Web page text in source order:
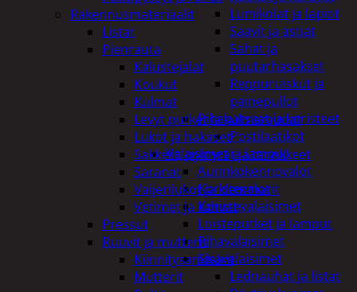
Lumikolat ja lapiot
Saavit ja astiat
Sahat ja
puutarhasakset
Reppuruiskut ja
painepullot
Pihapatsaat ja koristeet
Postilaatikot
Valaisimet ja lamput
Aurinkokennovalot
Koristevalot
Koristevalaisimet
Loisteputket ja lamput
Pihavalaisimet
Sisävalaisimet
Lednauhat ja listat
Rakennusmateriaalit
Listat
Pienrauta
Kalustejalat
Koukut
Kulmat
Levyt putket ja kulmaraudat
Lukot ja hakaset
Sakkelit, pylpyrät ja tarvikkeet
Saranat
Vaijerilukot ja klemmarit
Vetimet ja kahvat
Pressut
Ruuvit ja mutterit
Kiinnitysankkurit
Mutterit